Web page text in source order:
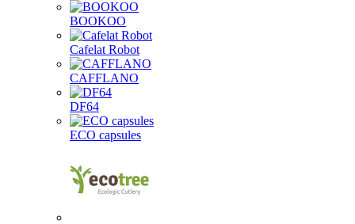
BOOKOO
Cafelat Robot
CAFFLANO
DF64
ECO capsules